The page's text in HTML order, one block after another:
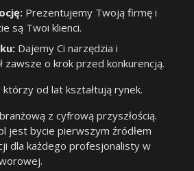
Prezentujemy Twoją firmę i
są Twoi klienci.
Dajemy Ci narzędzia i
zawsze o krok przed konkurencją.
od lat kształtują rynek.
z cyfrową przyszłością.
jest bycie pierwszym źródłem
dla każdego profesjonalisty w